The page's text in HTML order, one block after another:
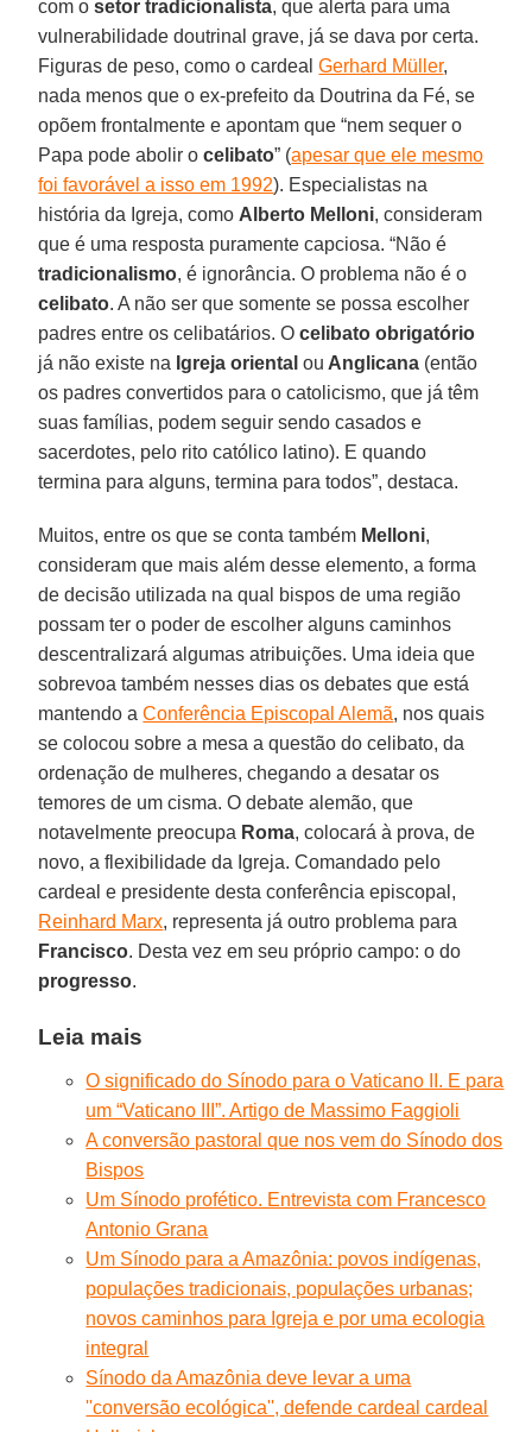
com osetor tradicionalista, que alerta para uma
vulnerabilidade doutrinal grave, já se dava por certa.
Figuras de peso, como o cardealGerhard Müller,
nada menos que o ex-prefeito da Doutrina da Fé, se
opõem frontalmente e apontam que “nem sequer o
Papa pode abolir ocelibato” (apesar que ele mesmo
foi favorável a isso em 1992). Especialistas na
história da Igreja, como Alberto Melloni, consideram
que é uma resposta puramente capciosa. “Não é
tradicionalismo, é ignorância. O problema não é o
celibato. A não ser que somente se possa escolher
padres entre os celibatários. Ocelibato obrigatório
já não existe na Igreja orientalou Anglicana (então
os padres convertidos para o catolicismo, que já têm
suas famílias, podem seguir sendo casados e
sacerdotes, pelo rito católico latino). E quando
termina para alguns, termina para todos”, destaca.
Muitos, entre os que se conta também Melloni,
consideram que mais além desse elemento, a forma
de decisão utilizada na qual bispos de uma região
possam ter o poder de escolher alguns caminhos
descentralizará algumas atribuições. Uma ideia que
sobrevoa também nesses dias os debates que está
mantendo aConferência Episcopal Alemã, nos quais
se colocou sobre a mesa a questão do celibato, da
ordenação de mulheres, chegando a desatar os
temores de um cisma. O debate alemão, que
notavelmente preocupa Roma, colocará à prova, de
novo, a flexibilidade da Igreja. Comandado pelo
cardeal e presidente desta conferência episcopal,
Reinhard Marx, representa já outro problema para
Francisco. Desta vez em seu próprio campo: o do
progresso.
Leia mais
O significado do Sínodo para o Vaticano II. E para
um “Vaticano III”. Artigo de Massimo Faggioli
A conversão pastoral que nos vem do Sínodo dos
Bispos
Um Sínodo profético. Entrevista com Francesco
Antonio Grana
Um Sínodo para a Amazônia: povos indígenas,
populações tradicionais, populações urbanas;
novos caminhos para Igreja e por uma ecologia
integral
Sínodo da Amazônia deve levar a uma
''conversão ecológica'', defende cardeal cardeal